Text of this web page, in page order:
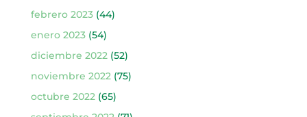
febrero 2023(44)
enero 2023(54)
diciembre 2022(52)
noviembre 2022(75)
octubre 2022(65)